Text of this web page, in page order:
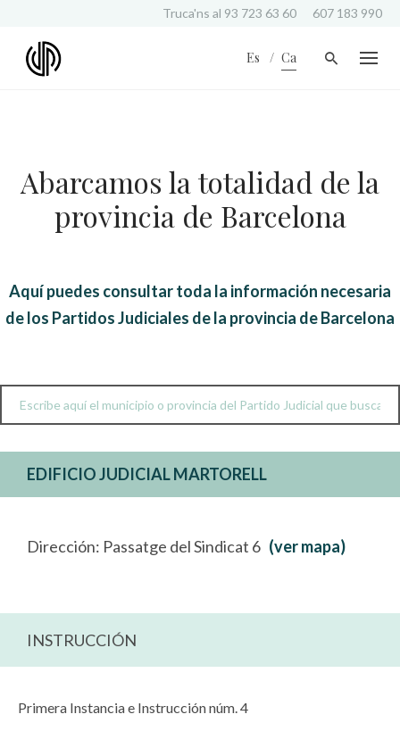
Truca'ns al 93 723 63 60 607 183 990
Es Ca
Abarcamos la totalidad de la
provincia de Barcelona
Aquí puedes consultar toda la información necesaria
de los Partidos Judiciales de la provincia de Barcelona
EDIFICIO JUDICIAL MARTORELL
Dirección: Passatge del Sindicat 6 (ver mapa)
INSTRUCCIÓN
Primera Instancia e Instrucción núm. 4